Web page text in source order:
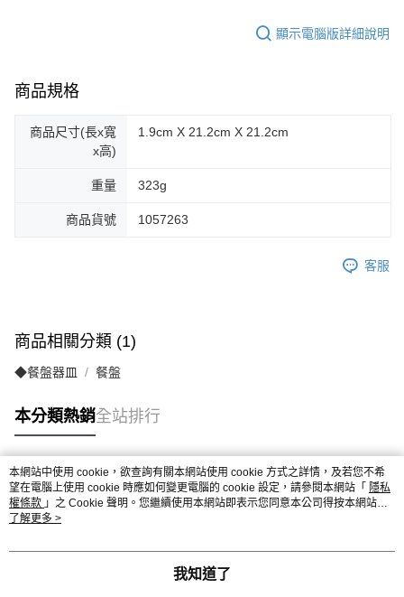
顯示電腦版詳細說明
商品規格
商品尺寸(長x寬
x高)
1.9cm X 21.2cm X 21.2cm
重量 323g
商品貨號 1057263
客服
商品相關分類 (1)
◆餐盤器皿 餐盤
本分類熱銷全站排行
熱門標籤
本網站中使用 cookie，欲查詢有關本網站使用 cookie 方式之詳情，及若您不希
望在電腦上使用 cookie 時應如何變更電腦的 cookie 設定，請參閱本網站「 隱私
權條款 」之 Cookie 聲明。您繼續使用本網站即表示您同意本公司得按本網站使
用條款之 Cookie 聲明使用 cookie。
了解更多 >
我知道了